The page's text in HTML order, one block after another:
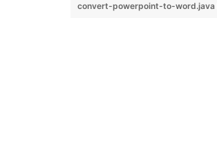
convert-powerpoint-to-word.java